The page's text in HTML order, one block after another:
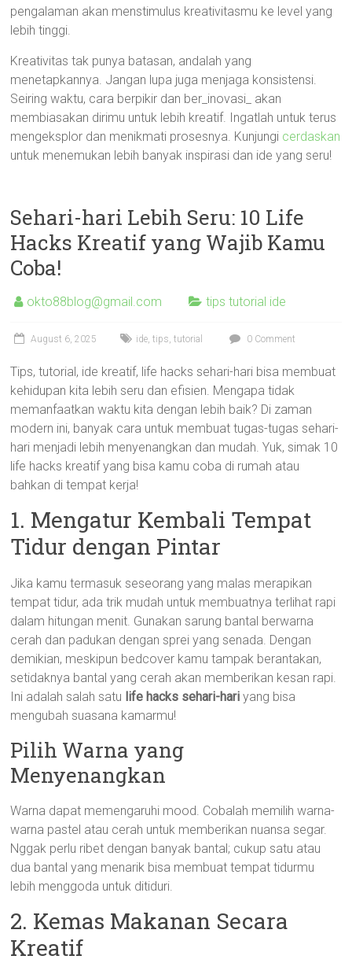
pengalaman akan menstimulus kreativitasmu ke level yang
lebih tinggi.
Kreativitas tak punya batasan, andalah yang
menetapkannya. Jangan lupa juga menjaga konsistensi.
Seiring waktu, cara berpikir dan ber_inovasi_ akan
membiasakan dirimu untuk lebih kreatif. Ingatlah untuk terus
mengeksplor dan menikmati prosesnya. Kunjungi cerdaskan
untuk menemukan lebih banyak inspirasi dan ide yang seru!
Sehari-hari Lebih Seru: 10 Life
Hacks Kreatif yang Wajib Kamu
Coba!
okto88blog@gmail.com tips tutorial ide
August 6, 2025 ide,tips,tutorial 0 Comment
Tips, tutorial, ide kreatif, life hacks sehari-hari bisa membuat
kehidupan kita lebih seru dan efisien. Mengapa tidak
memanfaatkan waktu kita dengan lebih baik? Di zaman
modern ini, banyak cara untuk membuat tugas-tugas sehari-
hari menjadi lebih menyenangkan dan mudah. Yuk, simak 10
life hacks kreatif yang bisa kamu coba di rumah atau
bahkan di tempat kerja!
1. Mengatur Kembali Tempat
Tidur dengan Pintar
Jika kamu termasuk seseorang yang malas merapikan
tempat tidur, ada trik mudah untuk membuatnya terlihat rapi
dalam hitungan menit. Gunakan sarung bantal berwarna
cerah dan padukan dengan sprei yang senada. Dengan
demikian, meskipun bedcover kamu tampak berantakan,
setidaknya bantal yang cerah akan memberikan kesan rapi.
Ini adalah salah satu life hacks sehari-hari yang bisa
mengubah suasana kamarmu!
Pilih Warna yang
Menyenangkan
Warna dapat memengaruhi mood. Cobalah memilih warna-
warna pastel atau cerah untuk memberikan nuansa segar.
Nggak perlu ribet dengan banyak bantal; cukup satu atau
dua bantal yang menarik bisa membuat tempat tidurmu
lebih menggoda untuk ditiduri.
2. Kemas Makanan Secara
Kreatif